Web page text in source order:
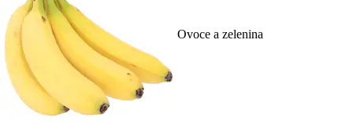
Ovoce a zelenina